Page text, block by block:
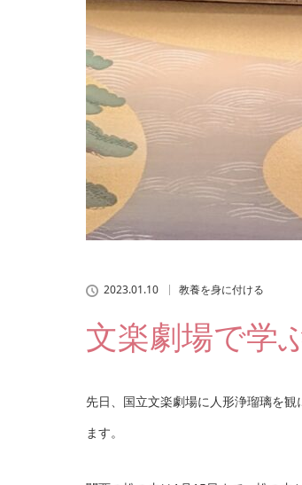
2023.01.10 教養を身に付ける
文楽劇場で学
先日、国立文楽劇場に人形浄瑠璃を
ます。